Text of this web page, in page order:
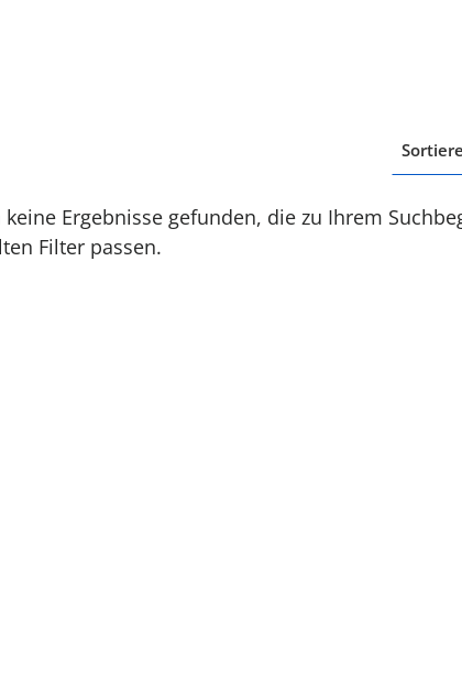
keine Ergebnisse gefunden, die zu Ihrem
Filter passen.